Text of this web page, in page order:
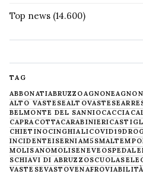
Top news (14.600)
TAG
ABBONATIABRUZZOAGNONE
ALTO VASTESEALTOVASTESE
BELMONTE DEL SANNIOCACCIA
CAPRACOTTACARABINIERI
CHIETINOCINGHIALICOVID19
INCIDENTEISERNIAM5SMALTEMPO
MOLISANOMOLISENEVE OSPEDALE
SCHIAVI DI ABRUZZOSCUOLA
VASTESEVASTOVENAFROVIABILITÀ